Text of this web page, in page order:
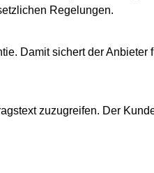
Regelungen.
Damit sichert der
zuzugreifen. Der